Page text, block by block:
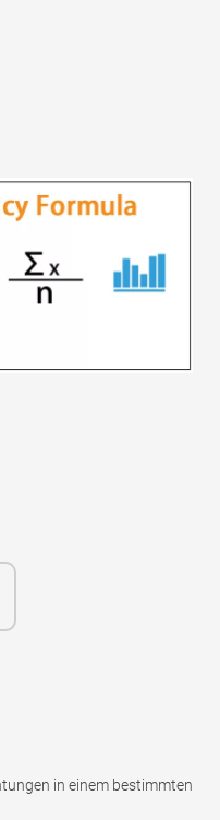
in einem bestimmten